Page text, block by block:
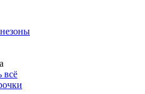
всё